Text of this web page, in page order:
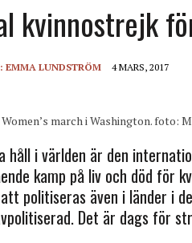
2021
NÄR DE DÖDA TAR SIG RÖST
2021
”SVENSKA FACKFÖRBUND
2021
| SVENONIUS UTBUAD VID
kvinnostrejk
EMMA LUNDSTRÖM 4 MARS, 2017
Women’s march i Washington. foto:
håll i världen är den
kamp på liv och död för
politiseras även i länder i
Det är dags för